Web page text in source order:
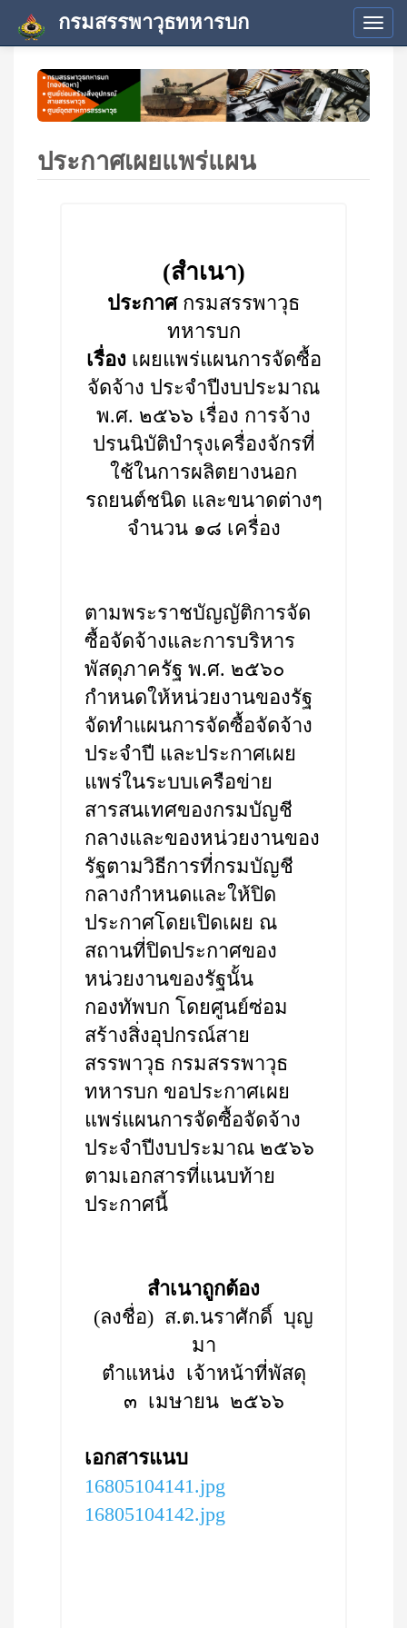
กรมสรรพาวุธทหารบก
ประกาศเผยแพร่แผน
(สำเนา)
ประกาศกรมสรรพาวุธ
ทหารบก
เรื่อง เผยแพร่แผนการจัดซื้อ
จัดจ้าง ประจำปีงบประมาณ
พ.ศ. ๒๕๖๖ เรื่อง การจ้าง
ปรนนิบัติบำรุงเครื่องจักรที่
ใช้ในการผลิตยางนอก
รถยนต์ชนิด และขนาดต่างๆ
จำนวน ๑๘ เครื่อง
ตามพระราชบัญญัติการจัด
ซื้อจัดจ้างและการบริหาร
พัสดุภาครัฐ พ.ศ. ๒๕๖๐
กำหนดให้หน่วยงานของรัฐ
จัดทำแผนการจัดซื้อจัดจ้าง
ประจำปี และประกาศเผย
แพร่ในระบบเครือข่าย
สารสนเทศของกรมบัญชี
กลางและของหน่วยงานของ
รัฐตามวิธีการที่กรมบัญชี
กลางกำหนดและให้ปิด
ประกาศโดยเปิดเผย ณ
สถานที่ปิดประกาศของ
หน่วยงานของรัฐนั้น
กองทัพบก โดยศูนย์ซ่อม
สร้างสิ่งอุปกรณ์สาย
สรรพาวุธ กรมสรรพาวุธ
ทหารบก ขอประกาศเผย
แพร่แผนการจัดซื้อจัดจ้าง
ประจำปีงบประมาณ ๒๕๖๖
ตามเอกสารที่แนบท้าย
ประกาศนี้
สำเนาถูกต้อง
(ลงชื่อ) ส.ต.นราศักดิ์ บุญ
มา
ตำแหน่ง เจ้าหน้าที่พัสดุ
๓ เมษายน ๒๕๖๖
เอกสารแนบ
16805104141.jpg
16805104142.jpg